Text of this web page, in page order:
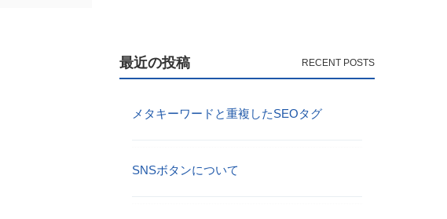
最近の投稿
メタキーワードと重複したSEOタグ
SNSボタンについて